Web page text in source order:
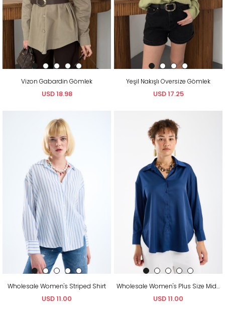
Vizon Gabardin Gömlek
USD 18.98
Yeşil Nakışlı Oversize Gömlek
USD 17.25
Wholesale Women's Striped Shirt
USD 11.00
Wholesale Women's Plus Size Midnight Blue Satin Long-Sleeve Shirt
USD 11.00